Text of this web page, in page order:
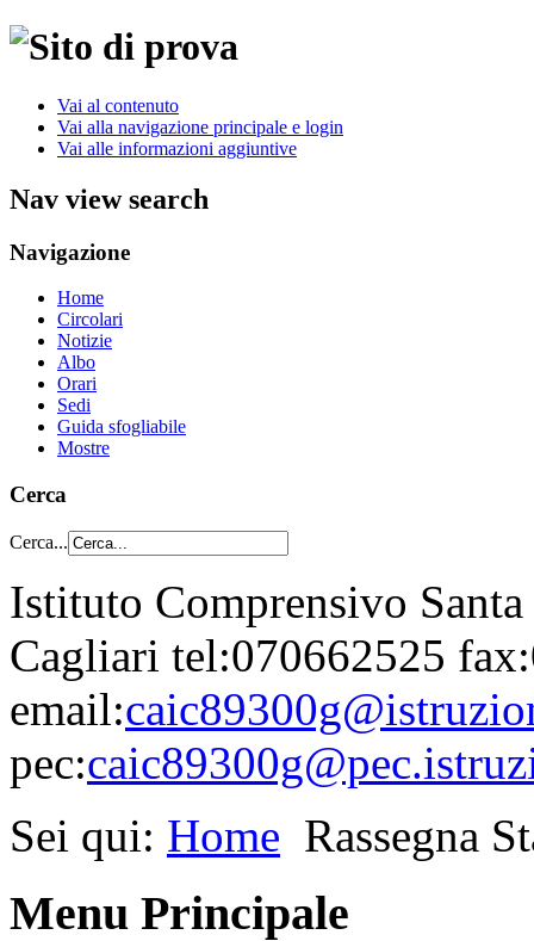
Vai al contenuto
Vai alla navigazione principale e login
Vai alle informazioni aggiuntive
Nav view search
Navigazione
Home
Circolari
Notizie
Albo
Orari
Sedi
Guida sfogliabile
Mostre
Cerca
Cerca...
Istituto Comprensivo
Cagliari tel:070662525
email:
pec:
Sei qui: Home Rassegna
Menu Principale